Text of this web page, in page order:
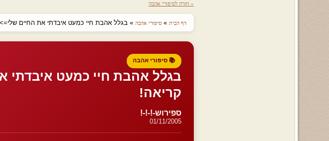
« חזרה לסיפורי אהבה
דף הבית » סיפורי אהבה » בגלל אהבת חיי כמעט איבדתי את החיים
📚 סיפורי אהבה
קריאה!
ספירוש-!-!-!
01/11/2005